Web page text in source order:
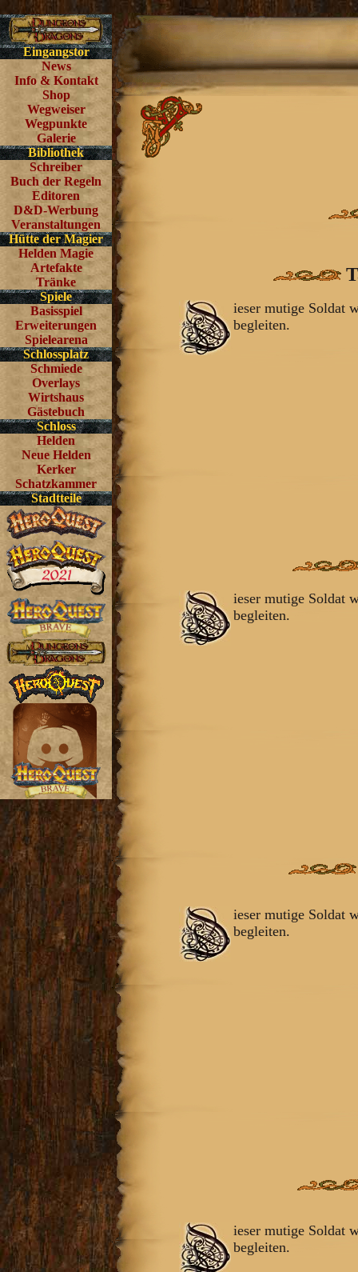
Eingangstor
News
Info & Kontakt
Shop
Wegweiser
Wegpunkte
Galerie
Bibliothek
Schreiber
Buch der Regeln
Editoren
D&D-Werbung
Veranstaltungen
Hütte der Magier
Helden Magie
Artefakte
Tränke
Spiele
Basisspiel
Erweiterungen
Spielearena
Schlossplatz
Schmiede
Overlays
Wirtshaus
Gästebuch
Schloss
Helden
Neue Helden
Kerker
Schatzkammer
Stadtteile
ieser mutige Soldat
begleiten.
ieser mutige Soldat
begleiten.
ieser mutige Soldat
begleiten.
ieser mutige Soldat
begleiten.